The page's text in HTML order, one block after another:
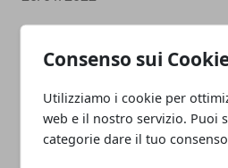
Consenso sui
Utilizziamo i cookie per
web e il nostro servizio. Puoi
categorie dare il tuo